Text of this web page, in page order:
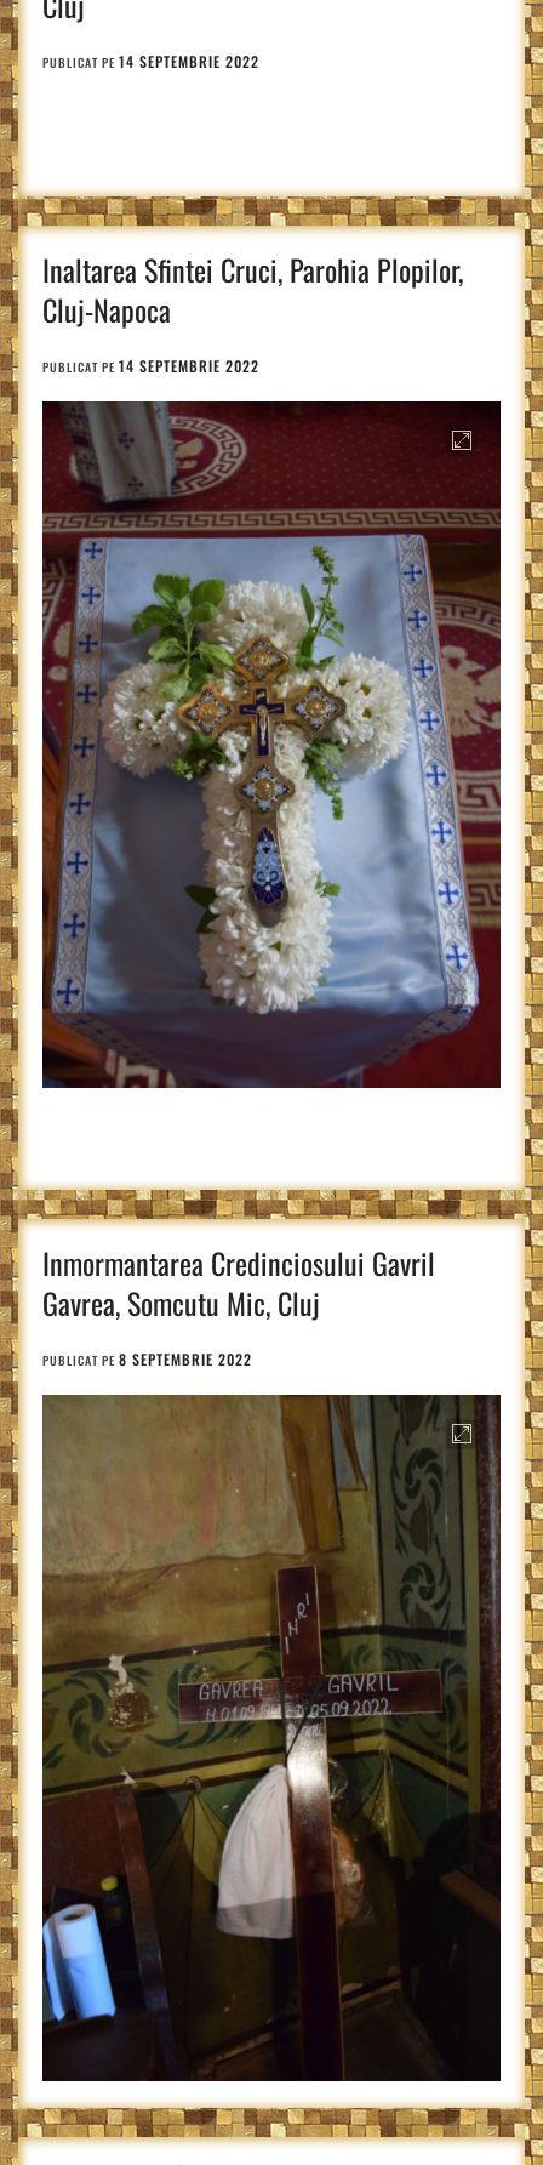
PUBLICAT PE 14 SEPTEMBRIE 2022
Inaltarea Sfintei Cruci, Parohia Plopilor,
Cluj-Napoca
PUBLICAT PE 14 SEPTEMBRIE 2022
Inmormantarea Credinciosului Gavril
Gavrea, Somcutu Mic, Cluj
PUBLICAT PE 8 SEPTEMBRIE 2022